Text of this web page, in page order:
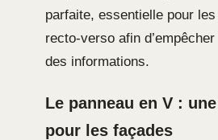
parfaite, essentielle pour les
recto-verso afin
des informations.
Le panneau en V :
pour les façades